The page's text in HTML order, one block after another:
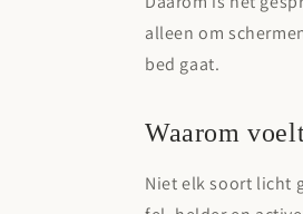
alleen om
bed gaat.
Waarom
Niet elk soort licht